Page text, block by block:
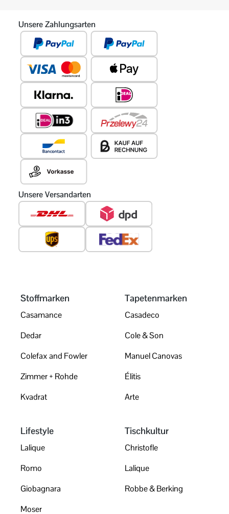
Unsere Zahlungsarten
Unsere Versandarten
Stoffmarken
Casamance
Dedar
Colefax and Fowler
Zimmer + Rohde
Kvadrat
Tapetenmarken
Casadeco
Cole & Son
Manuel Canovas
Élitis
Arte
Lifestyle
Lalique
Romo
Giobagnara
Moser
Tischkultur
Christofle
Lalique
Robbe & Berking